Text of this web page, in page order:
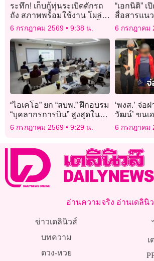
ระทึก! เก็บกู้ทุ่นระเบิดดักรถ
ถัง สภาพพร้อมใช้งาน โผล่
กลางทุ่งนาสระแก้ว หวิดบึ้ม
ใส่เกษตรกร
6 กรกฎาคม 2569 9:38 น.
“เอกนิติ” เ
สื่อสารแน
เศรษฐกิจ
6 กรกฎาคม
“ไอเคโอ” ยก “สบพ.” ฝึกอบรม
“บุคลากรการบิน” สูงสุดใน
เอเชียแปซิฟิก
6 กรกฎาคม 2569 9:29 น.
‘พงส.’ จ่อ
วัฒน์’ ขนเ
ออสเตรเลี
6 กรกฎาคม
อ่านความจริง อ่านเดลินิ
ข่าวเดลินิวส์
บทความ
ดวง-หวย
เ